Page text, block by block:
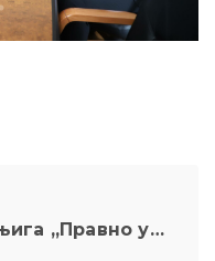
Одржана промоција књига „Правно уређење интернета у Србији“ и „Дигитална прав(д)а“